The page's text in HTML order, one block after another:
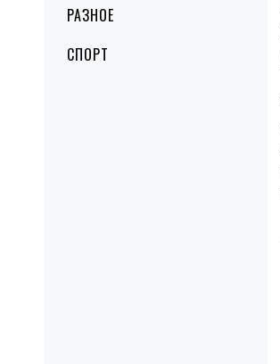
РАЗНОЕ
СПОРТ